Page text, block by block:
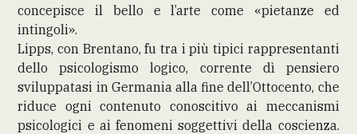
concepisce il bello e l’arte come «pietanze ed
intingoli».
Lipps, con Brentano, fu tra i più tipici rappresentanti
dello psicologismo logico, corrente dì pensiero
sviluppatasi in Germania alla fine dell’Ottocento, che
riduce ogni contenuto conoscitivo ai meccanismi
psicologici e ai fenomeni soggettivi della coscienza.